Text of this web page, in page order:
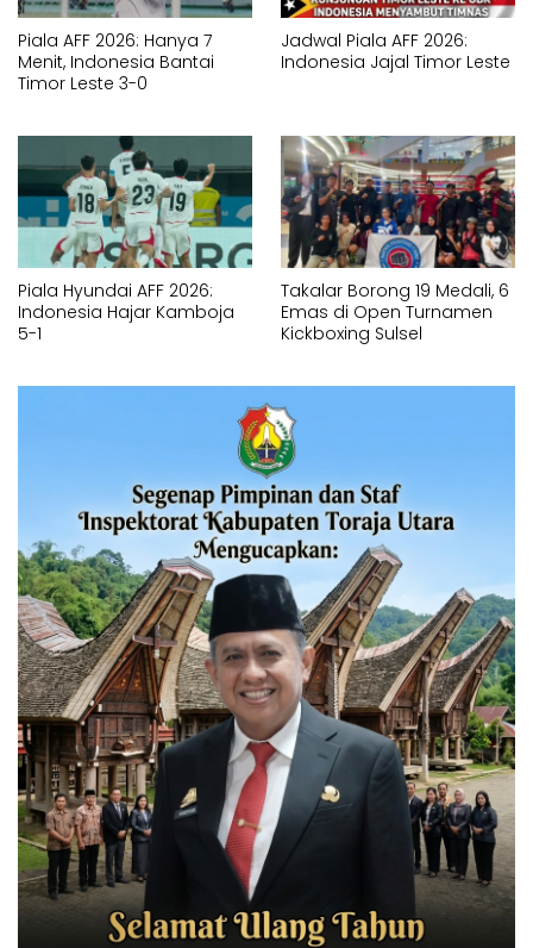
Piala AFF 2026: Hanya 7
Menit, Indonesia Bantai
Timor Leste 3-0
Jadwal Piala AFF 2026:
Indonesia Jajal Timor Leste
Piala Hyundai AFF 2026:
Indonesia Hajar Kamboja
5-1
Takalar Borong 19 Medali, 6
Emas di Open Turnamen
Kickboxing Sulsel